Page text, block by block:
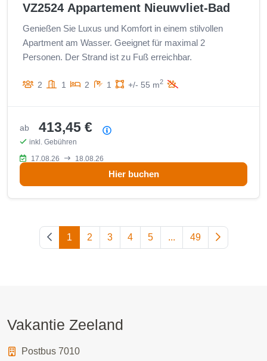
VZ2524 Appartement Nieuwvliet-Bad
Genießen Sie Luxus und Komfort in einem stilvollen
Apartment am Wasser. Geeignet für maximal 2
Personen. Der Strand ist zu Fuß erreichbar.
2 1 2 1 +/- 55 m2
ab 413,45 €
inkl. Gebühren
17.08.26 18.08.26
Hier buchen
Vorherige Seite
1 2 3 4 5 ... 49 Nächste
Vakantie Zeeland
Postbus 7010